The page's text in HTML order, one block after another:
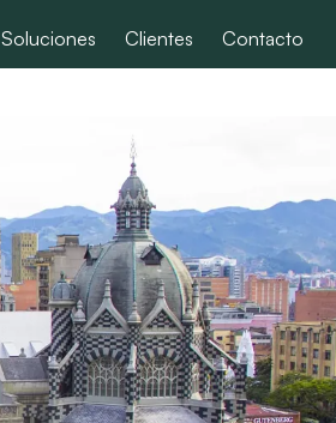
Soluciones Clientes Contacto